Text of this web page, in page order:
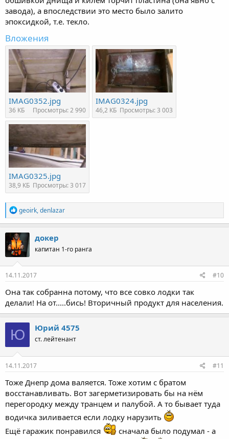
завода), а впоследствии это место было залито
эпоксидкой, т.е. текло.
Вложения
IMAG0352.jpg
36 КБ Просмотры: 2 990
IMAG0324.jpg
46,2 КБ Просмотры: 3 003
IMAG0325.jpg
38,9 КБ Просмотры: 3 017
Р
е
а
к
ц
и
и
:
geoirk,denlazar
докер
капитан 1-го ранга
14.11.2017 #10
Она так собранна потому, что все совко лодки так
делали! На от.....бись! Вторичный продукт для населения.
Ю Юрий 4575
ст. лейтенант
14.11.2017 #11
Тоже Днепр дома валяется. Тоже хотим с братом
восстанавливать. Вот загерметизировать бы на нём
перегородку между транцем и палубой. А то бывает туда
водичка зиливается если лодку нарузить
Ещё гаражик понравился
сначала было подумал - а